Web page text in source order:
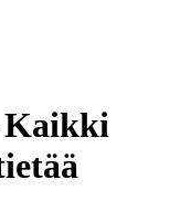
Kaikki